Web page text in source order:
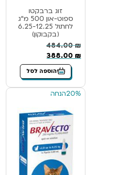
זוג ברבקטו
ספוט-און 500 מ”ג
לחתול 6.25-12.25
(בקבוקון)
484.00₪
388.00 ₪
הוספה לסל
20%הנחה